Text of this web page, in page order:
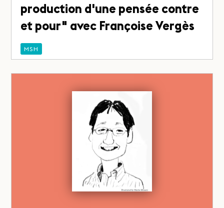
production d'une pensée contre
et pour" avec Françoise Vergès
MSH